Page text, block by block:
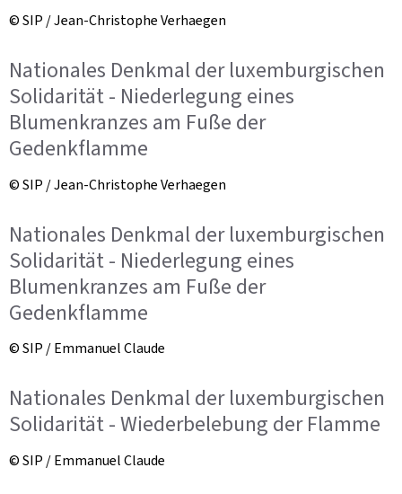
© SIP / Jean-Christophe Verhaegen
Nationales Denkmal der luxemburgischen
Solidarität - Niederlegung eines
Blumenkranzes am Fuße der
Gedenkflamme
© SIP / Jean-Christophe Verhaegen
Nationales Denkmal der luxemburgischen
Solidarität - Niederlegung eines
Blumenkranzes am Fuße der
Gedenkflamme
© SIP / Emmanuel Claude
Nationales Denkmal der luxemburgischen
Solidarität - Wiederbelebung der Flamme
© SIP / Emmanuel Claude